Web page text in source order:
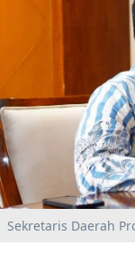
Sekretaris Daerah